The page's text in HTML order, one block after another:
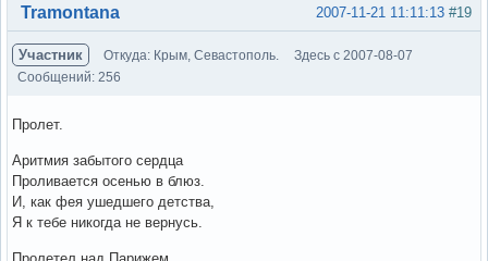
Вне форума #19
2007-11-21 11:11:13
Tramontana
Участник Откуда: Крым, Севастополь.
Здесь с 2007-08-07
Сообщений: 256
Пролет.
Аритмия забытого сердца
Проливается осенью в блюз.
И, как фея ушедшего детства,
Я к тебе никогда не вернусь.